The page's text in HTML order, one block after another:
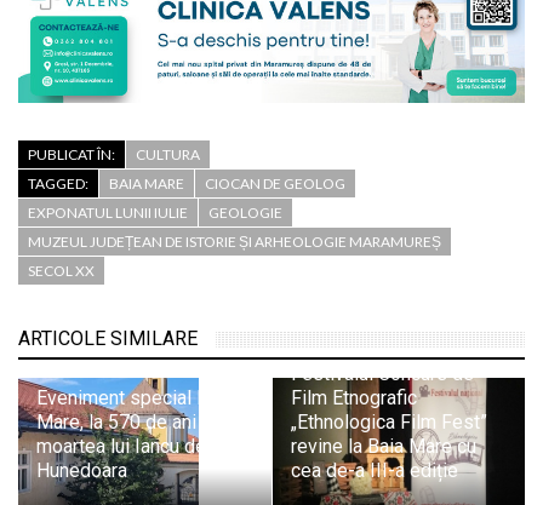
PUBLICAT ÎN:
CULTURA
TAGGED:
BAIA MARE
CIOCAN DE GEOLOG
EXPONATUL LUNII IULIE
GEOLOGIE
MUZEUL JUDEȚEAN DE ISTORIE ȘI ARHEOLOGIE MARAMUREȘ
SECOL XX
ARTICOLE SIMILARE
Eveniment special la Baia
Mare, la 570 de ani de la
moartea lui Iancu de
Hunedoara
Festivalul Concurs de
Film Etnografic
„Ethnologica Film Fest”
revine la Baia Mare cu
cea de-a III-a ediție